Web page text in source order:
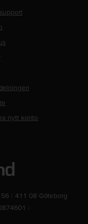
nytt konto
411 08 Göteborg